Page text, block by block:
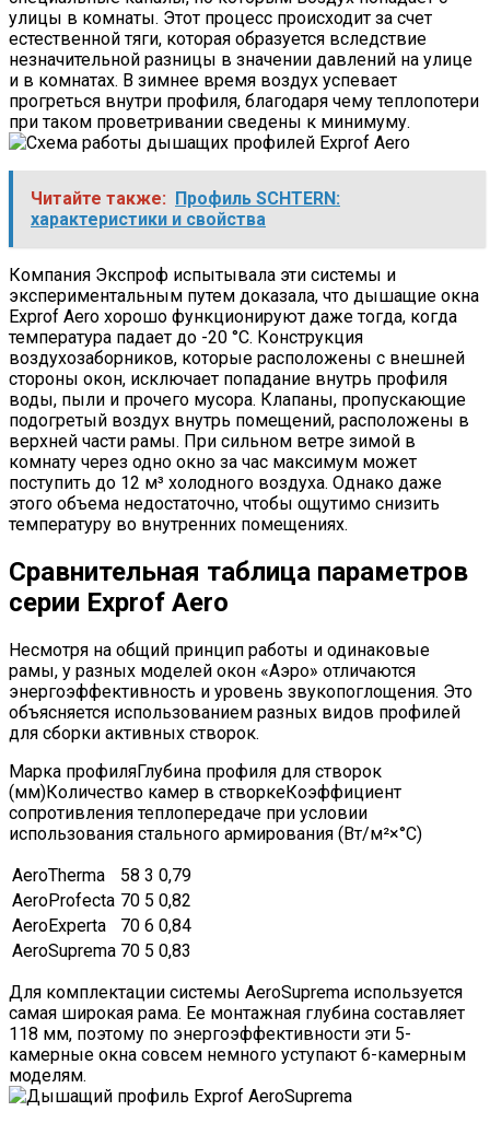
улицы в комнаты. Этот процесс происходит за счет
естественной тяги, которая образуется вследствие
незначительной разницы в значении давлений на улице
и в комнатах. В зимнее время воздух успевает
прогреться внутри профиля, благодаря чему теплопотери
при таком проветривании сведены к минимуму.
Читайте также: Профиль SCHTERN:
характеристики и свойства
Компания Экспроф испытывала эти системы и
экспериментальным путем доказала, что дышащие окна
Exprof Aero хорошо функционируют даже тогда, когда
температура падает до -20 °C. Конструкция
воздухозаборников, которые расположены с внешней
стороны окон, исключает попадание внутрь профиля
воды, пыли и прочего мусора. Клапаны, пропускающие
подогретый воздух внутрь помещений, расположены в
верхней части рамы. При сильном ветре зимой в
комнату через одно окно за час максимум может
поступить до 12 м³ холодного воздуха. Однако даже
этого объема недостаточно, чтобы ощутимо снизить
температуру во внутренних помещениях.
Сравнительная таблица параметров
серии Exprof Aero
Несмотря на общий принцип работы и одинаковые
рамы, у разных моделей окон «Аэро» отличаются
энергоэффективность и уровень звукопоглощения. Это
объясняется использованием разных видов профилей
для сборки активных створок.
Марка профиляГлубина профиля для створок
(мм)Количество камер в створкеКоэффициент
сопротивления теплопередаче при условии
использования стального армирования (Вт/м²×°C)
AeroTherma
58 3 0,79
AeroProfecta 70 5 0,82
AeroExperta
70 6 0,84
AeroSuprema 70 5 0,83
Для комплектации системы AeroSuprema используется
самая широкая рама. Ее монтажная глубина составляет
118 мм, поэтому по энергоэффективности эти 5-
камерные окна совсем немного уступают 6-камерным
моделям.